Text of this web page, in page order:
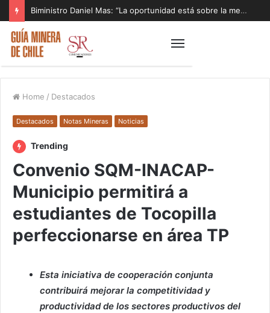
Biministro Daniel Mas: “La oportunidad está sobre la mesa y tenemos que aprovecharla”
Home / Destacados
Destacados Notas Mineras Noticias
Trending
Convenio SQM-INACAP-
Municipio permitirá a
estudiantes de Tocopilla
perfeccionarse en área TP
Esta iniciativa de cooperación conjunta
contribuirá mejorar la competitividad y
productividad de los sectores productivos del